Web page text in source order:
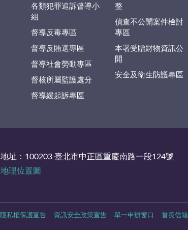
各類犯罪追訴督導小
組
督導反毒專區
督導反賄選專區
督導社會勞動專區
督核所屬監護處分
督導緩起訴專區
整
偵查不公開案件檢討
專區
本署受贈財物資訊公
開
安全及衛生防護專區
地址：100203 臺北市中正區重慶南路一段124號
地理位置圖
隱私權保護宣告 資訊安全政策宣告 單一申辦窗口 首長信箱